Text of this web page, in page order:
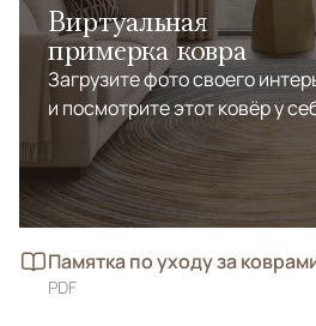
Виртуальная
примерка ковра
Загрузите фото своего
и посмотрите этот ковёр у
Памятка по уходу за
PDF